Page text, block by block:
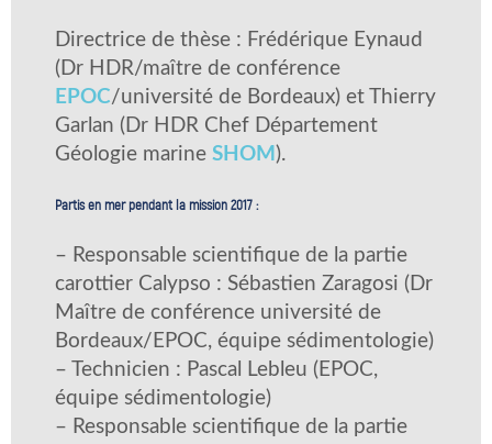
Directrice de thèse : Frédérique Eynaud
(Dr HDR/maître de conférence
EPOC/université de Bordeaux) et Thierry
Garlan (Dr HDR Chef Département
Géologie marine SHOM ).
Partis en mer pendant la mission 2017 :
– Responsable scientifique de la partie
carottier Calypso : Sébastien Zaragosi (Dr
Maître de conférence université de
Bordeaux/EPOC, équipe sédimentologie)
– Technicien : Pascal Lebleu (EPOC,
équipe sédimentologie)
– Responsable scientifique de la partie